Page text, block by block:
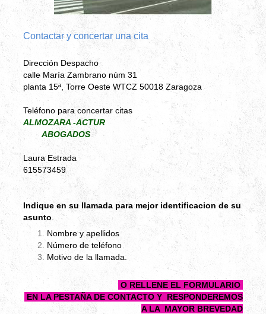
Contactar y concertar una cita
Dirección Despacho
calle María Zambrano núm 31
planta 15ª, Torre Oeste WTCZ 50018Zaragoza
Teléfono para concertar citas
ALMOZARA -ACTUR
ABOGADOS
Laura Estrada
615573459
Indique en su llamada para mejor identificacion de su
asunto
Nombre y apellidos
Número de teléfono
Motivo de la llamada.
O RELLENE EL FORMULARIO
EN LA PESTAÑA DE CONTACTO Y RESPONDEREMOS
A LA MAYOR BREVEDAD